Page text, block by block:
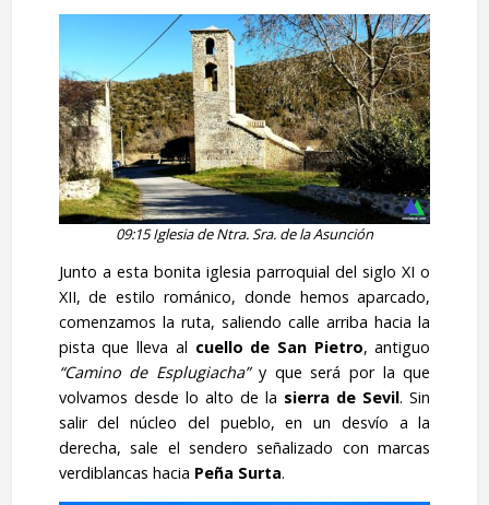
09:15 Iglesia de Ntra. Sra. de la Asunción
Junto a esta bonita iglesia parroquial del siglo XI o
XII, de estilo románico, donde hemos aparcado,
comenzamos la ruta, saliendo calle arriba hacia la
pista que lleva al cuello de San Pietro, antiguo
“Camino de Esplugiacha”y que será por la que
volvamos desde lo alto de la sierra de Sevil. Sin
salir del núcleo del pueblo, en un desvío a la
derecha, sale el sendero señalizado con marcas
verdiblancas hacia Peña Surta.